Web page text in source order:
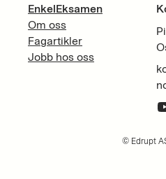
EnkelEksamen
Om oss
Fagartikler
Jobb hos oss
YouTube
© Edrupt